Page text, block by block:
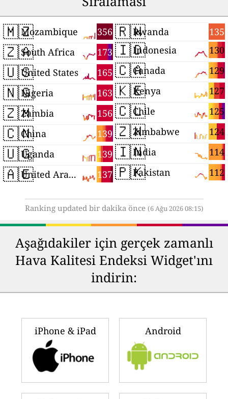
🇲🇿 356
Mozambique
🇿🇦 173
South Africa
🇺🇸 165
United States
🇳🇬 163
Nigeria
🇿🇲 156
Zambia
🇨🇳 139
China
🇺🇬 139
Uganda
🇦🇪 137
United Arab Emirates
🇷🇼 135
Rwanda
🇮🇩 130
Indonesia
🇨🇦 129
Canada
🇰🇪 127
Kenya
🇨🇱 125
Chile
🇿🇼 124
Zimbabwe
🇮🇳 114
India
🇵🇰 112
Pakistan
Ranking updated bir dakika önce (6 Ağu 2026 08:15)
Aşağıdakiler için gerçek zamanlı
Hava Kalitesi Endeksi Widget'ını
indirin:
iPhone & iPad Android